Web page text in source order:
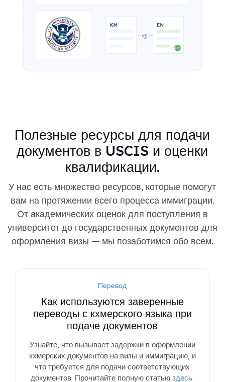
Полезные ресурсы для подачи
документов в USCIS и оценки
квалификации.
У нас есть множество ресурсов, которые помогут
вам на протяжении всего процесса иммиграции.
От академических оценок для поступления в
университет до государственных документов для
оформления визы — мы позаботимся обо всем.
Перевод
Как используются заверенные
переводы с кхмерского языка при
подаче документов
Узнайте, что вызывает задержки в оформлении
кхмерских документов на визы и иммиграцию, и
что требуется для подачи соответствующих
документов. Прочитайте полную статью здесь.